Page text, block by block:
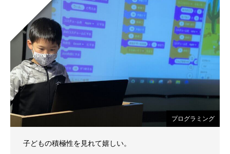
プログラミング
子どもの積極性を見れて嬉しい。